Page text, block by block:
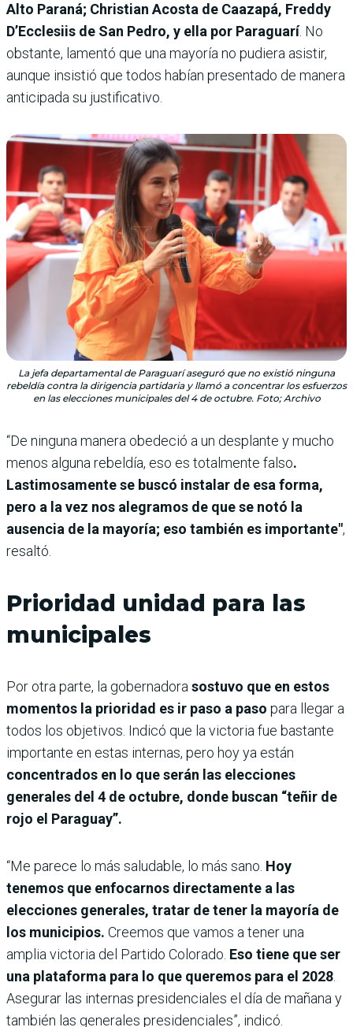
Alto Paraná; Christian Acosta de Caazapá, Freddy
D’Ecclesiis de San Pedro, y ella por Paraguarí. No
obstante, lamentó que una mayoría no pudiera asistir,
aunque insistió que todos habían presentado de manera
anticipada su justificativo.
La jefa departamental de Paraguarí aseguró que no existió ninguna
rebeldía contra la dirigencia partidaria y llamó a concentrar los esfuerzos
en las elecciones municipales del 4 de octubre. Foto; Archivo
“De ninguna manera obedeció a un desplante y mucho
menos alguna rebeldía, eso es totalmente falso.
Lastimosamente se buscó instalar de esa forma,
pero a la vez nos alegramos de que se notó la
ausencia de la mayoría; eso también es importante",
resaltó.
Prioridad unidad para las
municipales
Por otra parte, la gobernadora sostuvo que en estos
momentos la prioridad es ir paso a paso para llegar a
todos los objetivos. Indicó que la victoria fue bastante
importante en estas internas, pero hoy ya están
concentrados en lo que serán las elecciones
generales del 4 de octubre, donde buscan “teñir de
rojo el Paraguay”.
“Me parece lo más saludable, lo más sano. Hoy
tenemos que enfocarnos directamente a las
elecciones generales, tratar de tener la mayoría de
los municipios. Creemos que vamos a tener una
amplia victoria del Partido Colorado. Eso tiene que ser
una plataforma para lo que queremos para el 2028
Asegurar las internas presidenciales el día de mañana y
también las generales presidenciales”, indicó.